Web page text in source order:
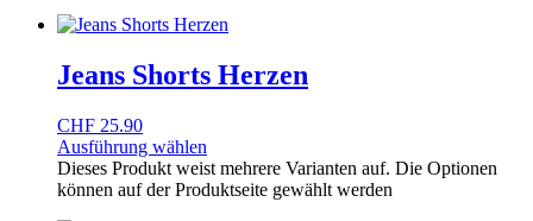
Jeans Shorts Herzen
CHF 25.90
Ausführung wählen
Dieses Produkt weist mehrere Varianten auf. Die Optionen
können auf der Produktseite gewählt werden